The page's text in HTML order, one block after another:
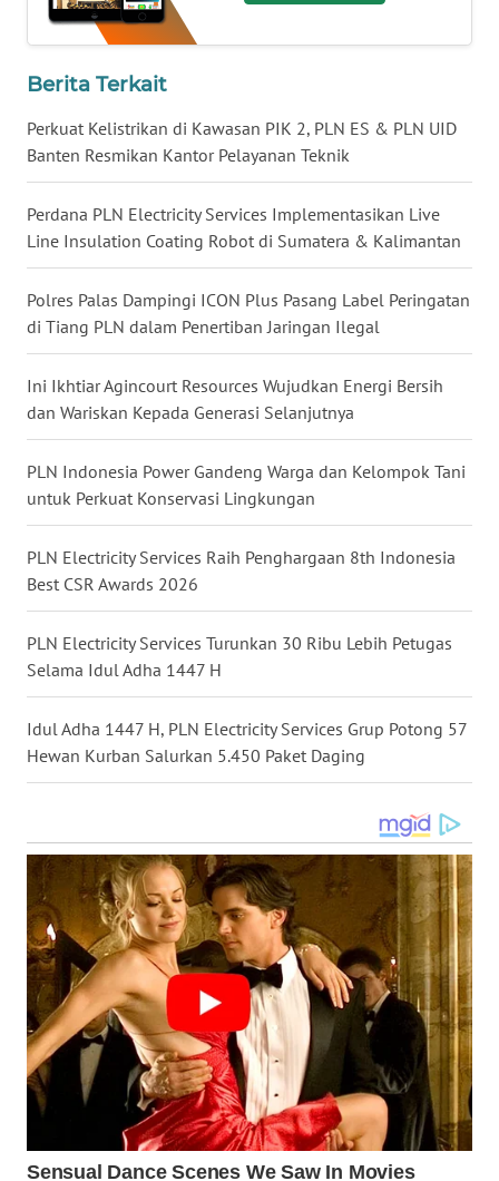
Berita Terkait
Perkuat Kelistrikan di Kawasan PIK 2, PLN ES & PLN UID
Banten Resmikan Kantor Pelayanan Teknik
Perdana PLN Electricity Services Implementasikan Live
Line Insulation Coating Robot di Sumatera & Kalimantan
Polres Palas Dampingi ICON Plus Pasang Label Peringatan
di Tiang PLN dalam Penertiban Jaringan Ilegal
Ini Ikhtiar Agincourt Resources Wujudkan Energi Bersih
dan Wariskan Kepada Generasi Selanjutnya
PLN Indonesia Power Gandeng Warga dan Kelompok Tani
untuk Perkuat Konservasi Lingkungan
PLN Electricity Services Raih Penghargaan 8th Indonesia
Best CSR Awards 2026
PLN Electricity Services Turunkan 30 Ribu Lebih Petugas
Selama Idul Adha 1447 H
Idul Adha 1447 H, PLN Electricity Services Grup Potong 57
Hewan Kurban Salurkan 5.450 Paket Daging
WN
TAPANULI
TENGAH
WN DELI
SERDANG
WN
TEBING
WN
WN
BEKASI
WN
BOGOR
WN
DEPOK
WN
TAPANULI
UTARA
WN
SAMOSIR
WN
PADANG
LAWAS
WN
SUMEDANG
WN